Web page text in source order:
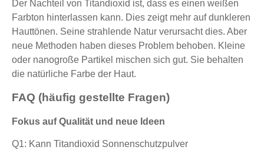
Der Nachteil von Titandioxid ist, dass es einen weißen
Farbton hinterlassen kann. Dies zeigt mehr auf dunkleren
Hauttönen. Seine strahlende Natur verursacht dies. Aber
neue Methoden haben dieses Problem behoben. Kleine
oder nanogroße Partikel mischen sich gut. Sie behalten
die natürliche Farbe der Haut.
FAQ (häufig gestellte Fragen)
Fokus auf Qualität und neue Ideen
Q1: Kann Titandioxid Sonnenschutzpulver